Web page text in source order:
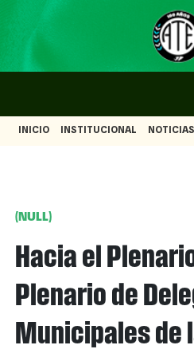
INICIO INSTITUCIONAL NOTICIAS
(NULL)
Hacia el
Plenario de
Municipales de